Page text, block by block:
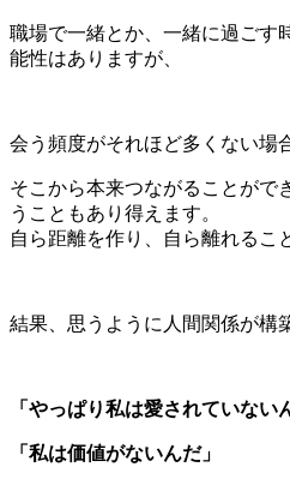
職場で一緒とか、一緒に過ごす
能性はありますが、
会う頻度がそれほど多くない場
そこから本来つながることがで
うこともあり得えます。
自ら距離を作り、自ら離れるこ
結果、思うように人間関係が構
「やっぱり私は愛されていない
「私は価値がないんだ」